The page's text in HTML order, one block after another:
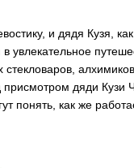
и дядя Кузя,
увлекательное
стекловаров,
дяди Кузи
понять, как же